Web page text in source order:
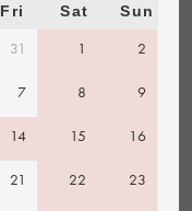
Fri Sat Sun
31 1 2
7 8 9
14 15 16
21 22 23